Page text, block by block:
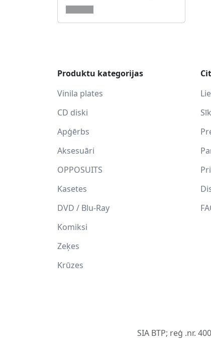
Produktu kategorijas
Vinila plates
CD diski
Apģērbs
Aksesuāri
OPPOSUITS
Kasetes
DVD / Blu-Ray
Komiksi
Zeķes
Krūzes
SIA BTP; reģ .nr.